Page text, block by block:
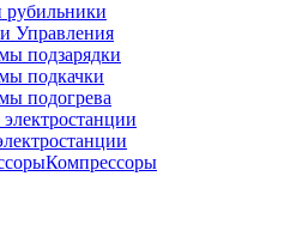
Управления
подзарядки
подкачки
подогрева
Компрессоры